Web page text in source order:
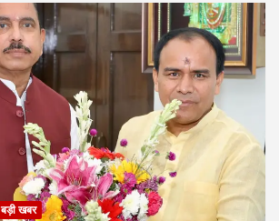
बड़ी खबर